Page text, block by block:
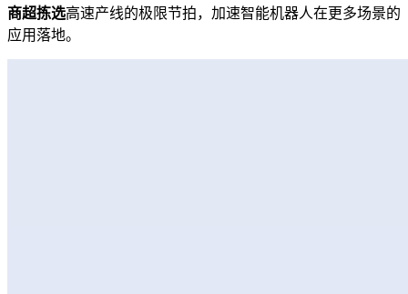
商超拣选高速产线的极限节拍，加速智能机器人在更多场景的
应用落地。